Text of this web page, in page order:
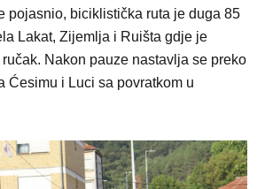
pojasnio, biciklistička ruta je duga 85
Lakat, Zijemlja i Ruišta gdje je
Nakon pauze nastavlja se preko
Ćesimu i Luci sa povratkom u